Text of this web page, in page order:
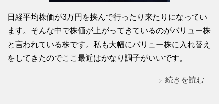
日経平均株価が3万円を挟んで行ったり来たりになってい
ます。そんな中で株価が上がってきているのがバリュー株
と言われている株です。私も大幅にバリュー株に入れ替え
をしてきたのでここ最近はかなり調子がいいです。
続きを読む